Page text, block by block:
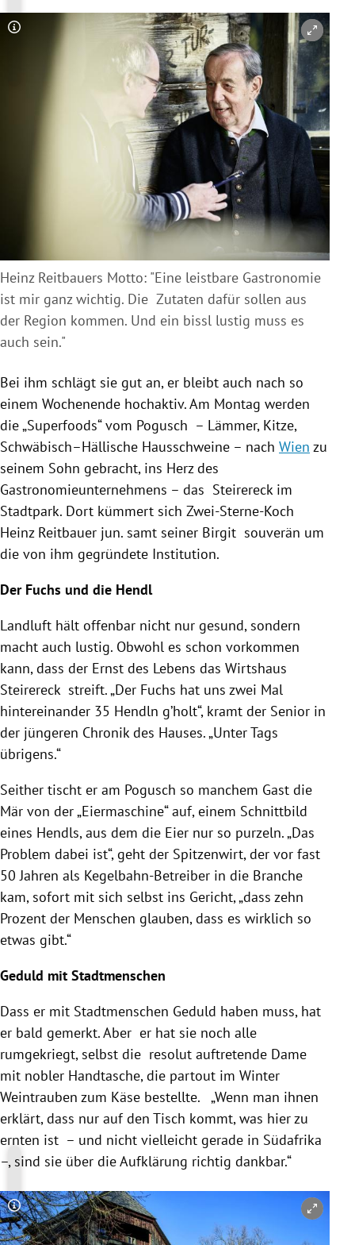
Copyright-Hinweis öffnen/schließen
Heinz Reitbauers Motto: "Eine leistbare Gastronomie
ist mir ganz wichtig. Die Zutaten dafür sollen aus
der Region kommen. Und ein bissl lustig muss es
auch sein."
Bei ihm schlägt sie gut an, er bleibt auch nach so
einem Wochenende hochaktiv. Am Montag werden
die „Superfoods“ vom Pogusch – Lämmer, Kitze,
Schwäbisch–Hällische Hausschweine – nach Wien zu
seinem Sohn gebracht, ins Herz des
Gastronomieunternehmens – das Steirereckim
Stadtpark. Dort kümmert sich Zwei-Sterne-Koch
Heinz Reitbauer jun. samt seiner Birgit souverän um
die von ihm gegründete Institution.
Der Fuchs und die Hendl
Landluft hält offenbar nicht nur gesund, sondern
macht auch lustig. Obwohl es schon vorkommen
kann, dass der Ernst des Lebens das Wirtshaus
Steirereckstreift. „Der Fuchs hat uns zwei Mal
hintereinander 35 Hendln g’holt“, kramt der Senior in
der jüngeren Chronik des Hauses. „Unter Tags
übrigens.“
Seither tischt er am Pogusch so manchem Gast die
Mär von der „Eiermaschine“ auf, einem Schnittbild
eines Hendls, aus dem die Eier nur so purzeln. „Das
Problem dabei ist“, geht der Spitzenwirt, der vor fast
50 Jahren als Kegelbahn-Betreiber in die Branche
kam, sofort mit sich selbst ins Gericht, „dass zehn
Prozent der Menschen glauben, dass es wirklich so
etwas gibt.“
Geduld mit Stadtmenschen
Dass er mit Stadtmenschen Geduld haben muss, hat
er bald gemerkt. Aber er hat sie noch alle
rumgekriegt, selbst die resolut auftretende Dame
mit nobler Handtasche, die partout im Winter
Weintrauben zum Käse bestellte. „Wenn man ihnen
erklärt, dass nur auf den Tisch kommt, was hier zu
ernten ist – und nicht vielleicht gerade in Südafrika
–, sind sie über die Aufklärung richtig dankbar.“
Copyright-Hinweis öffnen/schließen